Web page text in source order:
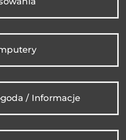
/ Informacje